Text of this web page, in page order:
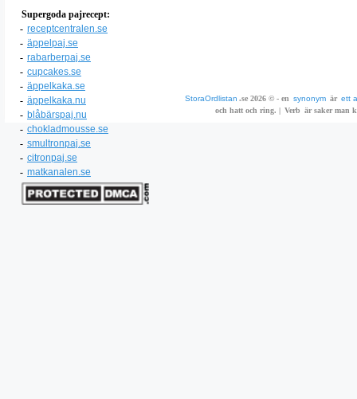
Supergoda pajrecept:
- receptcentralen.se
- äppelpaj.se
- rabarberpaj.se
- cupcakes.se
- äppelkaka.se
- äppelkaka.nu
- blåbärspaj.nu
- chokladmousse.se
- smultronpaj.se
- citronpaj.se
- matkanalen.se
StoraOrdlistan .se 2026 © - en synonym är ett
och hatt och ring. | Verb är saker man